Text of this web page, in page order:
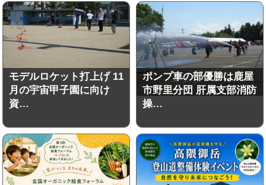
モデルロケット打上げ 11
月の宇宙甲子園に向け
資…
ポンプ車の部優勝は鹿屋
市野里分団 肝属支部消防
操…